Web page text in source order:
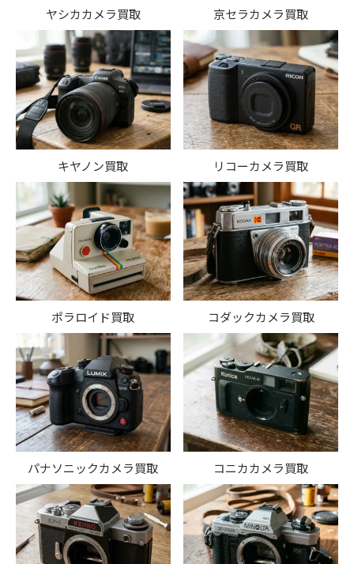
ヤシカカメラ買取 京セラカメラ買取
キヤノン買取 リコーカメラ買取
ポラロイド買取 コダックカメラ買取
パナソニックカメラ買取 コニカカメラ買取